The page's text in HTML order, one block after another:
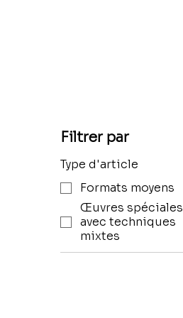
Filtrer par
Type d'article
Formats moyens
Œuvres spéciales
avec techniques
mixtes